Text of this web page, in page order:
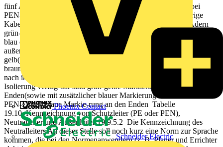
Phoenix Contact
Schneider Electric
fünf Adern grün-gelb(mit blauer Markierung an den Enden bei
PEN-Leiter) blau braun oder schwarz oder grau 2 mehradrige
Kabel/ Leitungen und flexible Leitungen mit mehr als fünf Adern
grün-gelb(mit blauer Markierung an den Enden bei PEN-Leiter)
blau oder Zah-len mit blauer Markierung an den Enden Farben
außer grün-gelb oder Zahlen 3 einadrige Kabel/Leitungen grün-
gelb(mit blauer Markierung an den Enden bei PEN-Leiter) blau
braun oder schwarzoder grau 4 einadrige Kabel/Lei- tungen, die
nach ihrer Betriebsmittelnorm nicht mit grün-gelber oder blauer
Isolierung verfüg-bar sind grün-gelbe Markierung an den
Enden(sowie mit zusätzlicher blauer Markierung an den Enden bei
PEN-Leiter) blaue Markie-rung an den Enden Tabelle
19.10 Kennzeichnung von Schutzleiter (PE oder PEN),
Neutralleiter und Außenleiter 19.9.5.2 Die Kennzeichnung des
Neutralleiters An dieser Stelle soll noch kurz eine Norm zur Sprache
kommen, die bei den Normenanwendern (z. B. Planer und Errichter